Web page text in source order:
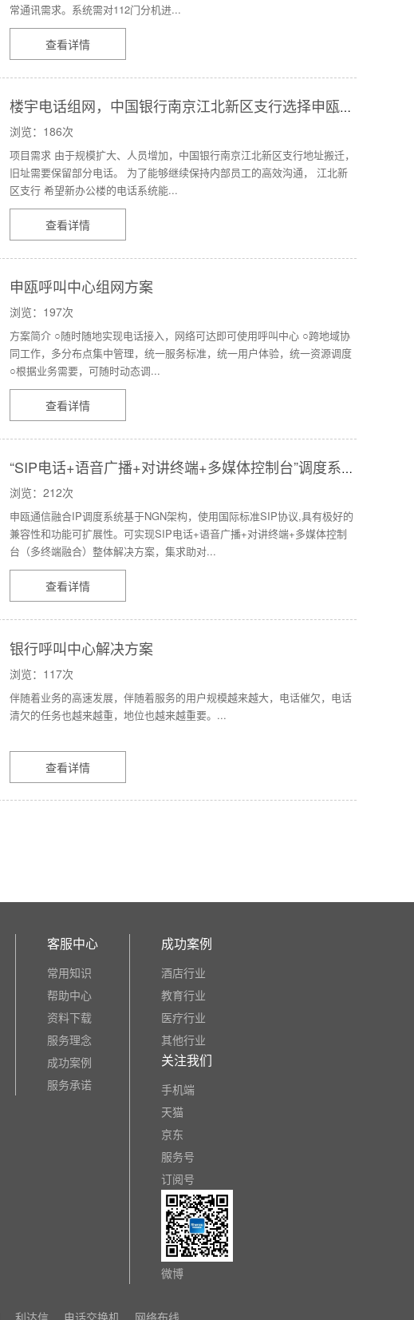
常通讯需求。系统需对112门分机进...
查看详情
楼宇电话组网，中国银行南京江北新区支行选择申瓯
UC500 IPPBX!
浏览：186次
项目需求 由于规模扩大、人员增加，中国银行南京江北新区支行地址搬迁，
旧址需要保留部分电话。 为了能够继续保持内部员工的高效沟通， 江北新
区支行 希望新办公楼的电话系统能...
查看详情
申瓯呼叫中心组网方案
浏览：197次
方案简介 ○随时随地实现电话接入，网络可达即可使用呼叫中心 ○跨地域协
同工作，多分布点集中管理，统一服务标准，统一用户体验，统一资源调度
○根据业务需要，可随时动态调...
查看详情
“SIP电话+语音广播+对讲终端+多媒体控制台”调度系统
整体解决方案
浏览：212次
申瓯通信融合IP调度系统基于NGN架构，使用国际标准SIP协议,具有极好的
兼容性和功能可扩展性。可实现SIP电话+语音广播+对讲终端+多媒体控制
台（多终端融合）整体解决方案，集求助对...
查看详情
银行呼叫中心解决方案
浏览：117次
伴随着业务的高速发展，伴随着服务的用户规模越来越大，电话催欠，电话
清欠的任务也越来越重，地位也越来越重要。...
查看详情
客服中心
常用知识
帮助中心
资料下载
服务理念
成功案例
服务承诺
成功案例
酒店行业
教育行业
医疗行业
其他行业
关注我们
手机端
天猫
京东
服务号
订阅号
微博